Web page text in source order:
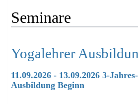
Seminare
Yogalehrer
11.09.2026 - 13.09.2026 3-
Ausbildung Beginn